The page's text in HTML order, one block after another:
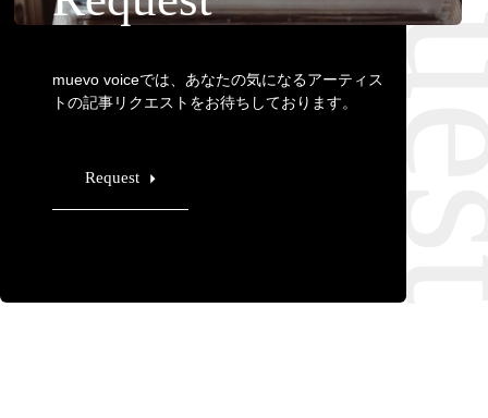
muevo voiceでは、あなたの気になるアーティス
トの記事リクエストをお待ちしております。
Request